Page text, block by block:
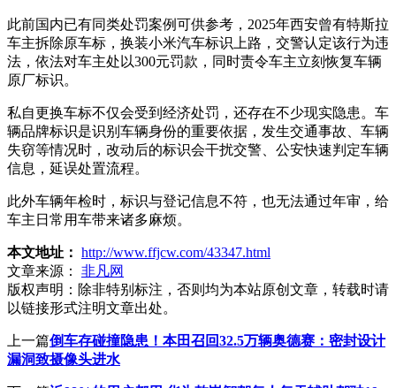
此前国内已有同类处罚案例可供参考，2025年西安曾有特斯拉
车主拆除原车标，换装小米汽车标识上路，交警认定该行为违
法，依法对车主处以300元罚款，同时责令车主立刻恢复车辆
原厂标识。
私自更换车标不仅会受到经济处罚，还存在不少现实隐患。车
辆品牌标识是识别车辆身份的重要依据，发生交通事故、车辆
失窃等情况时，改动后的标识会干扰交警、公安快速判定车辆
信息，延误处置流程。
此外车辆年检时，标识与登记信息不符，也无法通过年审，给
车主日常用车带来诸多麻烦。
本文地址： http://www.ffjcw.com/43347.html
文章来源：
非凡网
版权声明： 除非特别标注，否则均为本站原创文章，转载时请
以链接形式注明文章出处。
上一篇倒车存碰撞隐患！本田召回32.5万辆奥德赛：密封设计
漏洞致摄像头进水